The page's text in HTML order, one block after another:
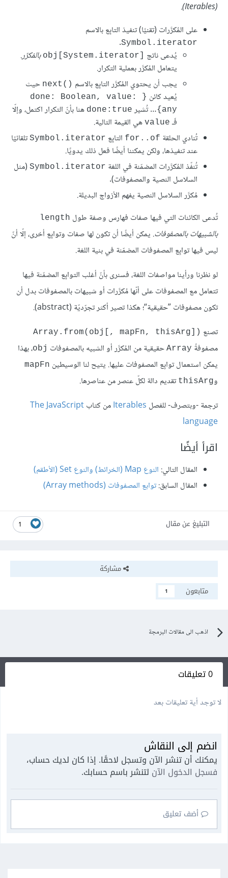
(Iterables)
.
على المُكرَّرات (تقنيًا) تنفيذ التابِع بالاسم
Symbol.iterator
.
يُدعى ناتج
obj[System.iterator]‎ بالمُكرَّر.
يتعامل المُكرَّر بعملية التكرار.
يجب أن يحتوي المُكرَّر التابِع بالاسم next()‎ حيث
يُعيد كائن
{done: Boolean, value:
any}
… تُشير done:true هنا بأنّ التكرار اكتمل، وإلّا
فَـ value هي القيمة التالية.
تُنادي الحلقة for..of التابِع Symbol.iterator تلقائيًا
عند تنفيذها، ولكن يمكننا أيضًا فعل ذلك يدويًا.
تُنفّذ المُكرَّرات المضمّنة في اللغة Symbol.iterator (مثل
السلاسل النصية والمصفوفات).
مُكرَّر السلاسل النصية يفهم الأزواج البديلة.
تُدعى الكائنات التي فيها صفات فهارس وصفة طول length
بالشبيهات بالمصفوفات. يمكن أيضًا أن تكون لها صفات وتوابِع أخرى، إلّا أنّ
ليس فيها توابِع المصفوفات المضمّنة في بنية اللغة.
لو نظرنا ورأينا مواصفات اللغة، فسنرى بأنّ أغلب التوابِع المضمّنة فيها
تتعامل مع المصفوفات على أنّها مُكرَّرات أو شبيهات بالمصفوفات بدل أن
تكون مصفوفات ”حقيقية“؛ هكذا تصير أكثر تجرّديّة (abstract).
تصنع Array.from(obj[, mapFn, thisArg])‎
مصفوفةً Array حقيقية من المُكرَّر أو الشبيه بالمصفوفات obj، بهذا
يمكن استعمال توابِع المصفوفات عليها. يتيح لنا الوسيطين mapFn
وthisArg تقديم دالة لكلّ عنصر من عناصرها.
ترجمة -وبتصرف- للفصل Iterablesمن كتابThe JavaScript
language
اقرأ أيضًا
المقال التالي: النوع Map (الخرائط) والنوع Set (الأطقم)
المقال السابق:توابع المصفوفات (Array methods)
1 التبليغ عن مقال
مشاركة
متابعون
1
اذهب الى مقالات البرمجة
0 تعليقات
لا توجد أية تعليقات بعد
انضم إلى النقاش
يمكنك أن تنشر الآن وتسجل لاحقًا. إذا كان لديك حساب،
فسجل الدخول الآن لتنشر باسم حسابك.
أضف تعليق